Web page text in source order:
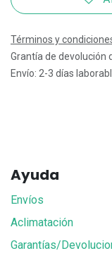
Términos y
Grantía de devolución
Envío: 2-3 días
Ayuda
Envíos
Aclimatación
Garantías/